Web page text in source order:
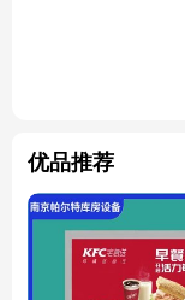
优品推荐